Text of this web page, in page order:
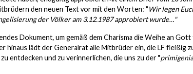
den neuen Text vor mit den Worten: "Wir legen
der Völker am 3.12.1987 approbiert wurde…"
Dokument, um gemäß dem Charisma die Weihe an
hinaus lädt der Generalrat alle Mitbrüder ein, die LF fleißig
entdecken und zu verinnerlichen, die uns zu der "primigenia